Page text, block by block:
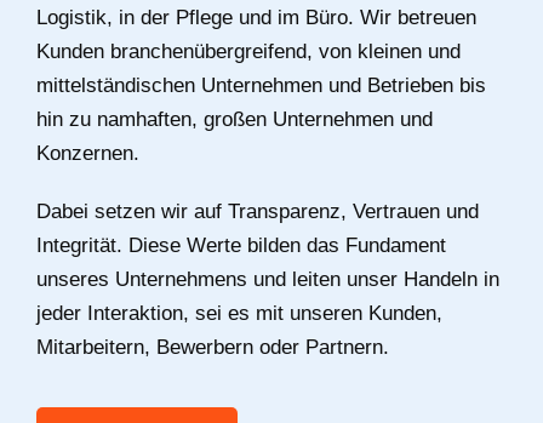
Logistik, in der Pflege und im Büro. Wir betreuen
Kunden branchenübergreifend, von kleinen und
mittelständischen Unternehmen und Betrieben bis
hin zu namhaften, großen Unternehmen und
Konzernen.
Dabei setzen wir auf Transparenz, Vertrauen und
Integrität. Diese Werte bilden das Fundament
unseres Unternehmens und leiten unser Handeln in
jeder Interaktion, sei es mit unseren Kunden,
Mitarbeitern, Bewerbern oder Partnern.